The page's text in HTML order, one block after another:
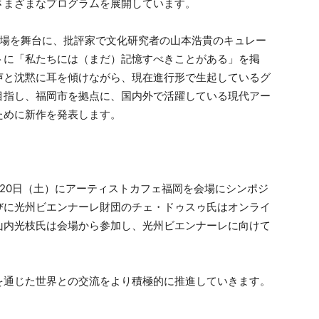
ざまなプログラムを展開しています。
舞台に、批評家で文化研究者の山本浩貴のキュレー
「私たちには（まだ）記憶すべきことがある」を掲
沈黙に耳を傾けながら、現在進行形で生起しているグ
し、福岡市を拠点に、国内外で活躍している現代アー
に新作を発表します。
（土）にアーティストカフェ福岡を会場にシンポジ
光州ビエンナーレ財団のチェ・ドゥスゥ氏はオンライ
光枝氏は会場から参加し、光州ビエンナーレに向けて
た世界との交流をより積極的に推進していきます。